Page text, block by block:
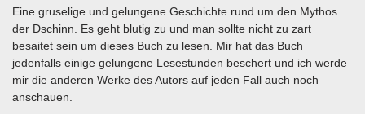
Eine gruselige und gelungene Geschichte rund um den Mythos
der Dschinn. Es geht blutig zu und man sollte nicht zu zart
besaitet sein um dieses Buch zu lesen. Mir hat das Buch
jedenfalls einige gelungene Lesestunden beschert und ich werde
mir die anderen Werke des Autors auf jeden Fall auch noch
anschauen.